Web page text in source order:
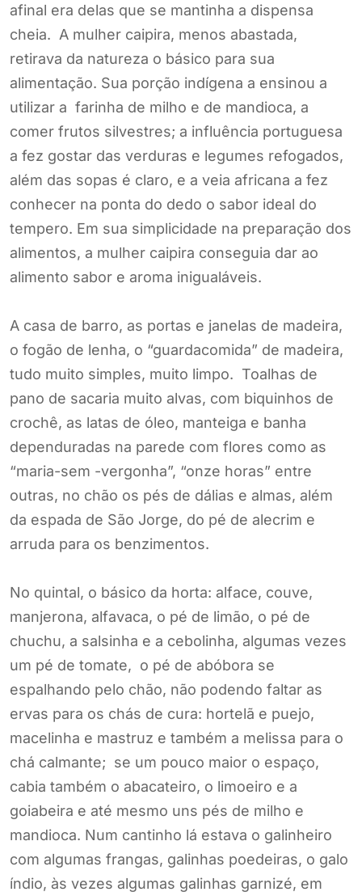
afinal era delas que se mantinha a dispensa
cheia. A mulher caipira, menos abastada,
retirava da natureza o básico para sua
alimentação. Sua porção indígena a ensinou a
utilizar a farinha de milho e de mandioca, a
comer frutos silvestres; a influência portuguesa
a fez gostar das verduras e legumes refogados,
além das sopas é claro, e a veia africana a fez
conhecer na ponta do dedo o sabor ideal do
tempero. Em sua simplicidade na preparação dos
alimentos, a mulher caipira conseguia dar ao
alimento sabor e aroma inigualáveis.
A casa de barro, as portas e janelas de madeira,
o fogão de lenha, o “guardacomida” de madeira,
tudo muito simples, muito limpo. Toalhas de
pano de sacaria muito alvas, com biquinhos de
crochê, as latas de óleo, manteiga e banha
dependuradas na parede com flores como as
“maria-sem -vergonha”, “onze horas” entre
outras, no chão os pés de dálias e almas, além
da espada de São Jorge, do pé de alecrim e
arruda para os benzimentos.
No quintal, o básico da horta: alface, couve,
manjerona, alfavaca, o pé de limão, o pé de
chuchu, a salsinha e a cebolinha, algumas vezes
um pé de tomate, o pé de abóbora se
espalhando pelo chão, não podendo faltar as
ervas para os chás de cura: hortelã e puejo,
macelinha e mastruz e também a melissa para o
chá calmante; se um pouco maior o espaço,
cabia também o abacateiro, o limoeiro e a
goiabeira e até mesmo uns pés de milho e
mandioca. Num cantinho lá estava o galinheiro
com algumas frangas, galinhas poedeiras, o galo
índio, às vezes algumas galinhas garnizé, em